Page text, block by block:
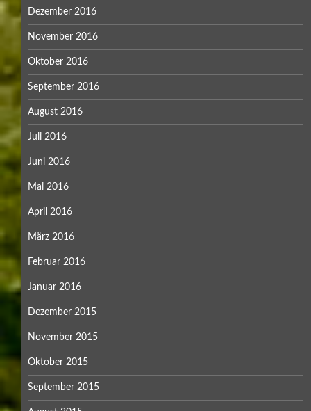
Dezember 2016
November 2016
Oktober 2016
September 2016
August 2016
Juli 2016
Juni 2016
Mai 2016
April 2016
März 2016
Februar 2016
Januar 2016
Dezember 2015
November 2015
Oktober 2015
September 2015